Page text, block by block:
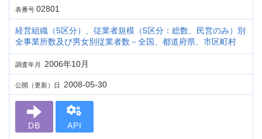
表番号 02801
経営組織（5区分）、従業者規模（5区分：総数、民営のみ）別
全事業所数及び男女別従業者数－全国、都道府県、市区町村
調査年月 2006年10月
公開（更新）日 2008-05-30
DB API